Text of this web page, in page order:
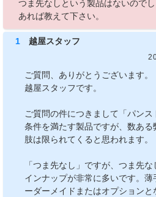
つま先なしという製品はないのでし
あれば教えて下さい。
1 越屋スタッフ
ご質問、ありがとうございます。
越屋スタッフです。
ご質問の件につきまして「パン
条件を満たす製品ですが、数あ
肢は限られてくると思われます。
「つま先なし」ですが、つま先
インナップが非常に多いです。
ーダーメイドまたはオプション